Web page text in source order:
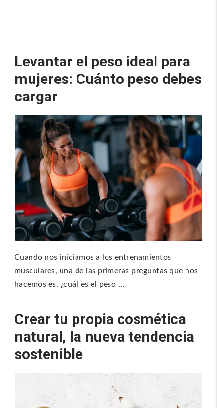
Levantar el peso ideal para
mujeres: Cuánto peso debes
cargar
Cuando nos iniciamos a los entrenamientos
musculares, una de las primeras preguntas que nos
hacemos es, ¿cuál es el peso …
Crear tu propia cosmética
natural, la nueva tendencia
sostenible